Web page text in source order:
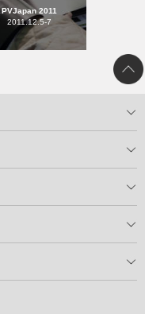
PVJapan 2011
2011.12.5-7